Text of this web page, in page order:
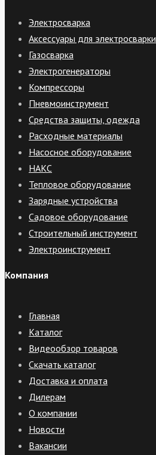
Электросварка
Аксессуары для электросварки
Газосварка
Электрогенераторы
Компрессоры
Пневмоинструмент
Средства защиты, одежда
Расходные материалы
Насосное оборудование
НАКС
Тепловое оборудование
Зарядные устройства
Садовое оборудование
Строительный инструмент
Электроинструмент
Компания
Главная
Каталог
Видеообзор товаров
Скачать каталог
Доставка и оплата
Дилерам
О компании
Новости
Вакансии